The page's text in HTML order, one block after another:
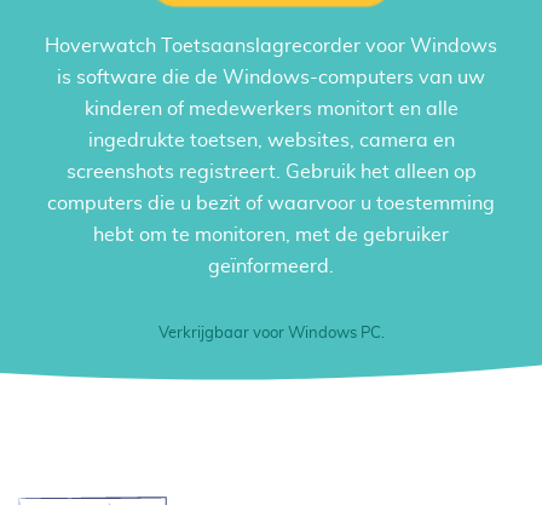
Hoverwatch
Toetsaanslagrecorder voor Windows
is software die de Windows-computers van uw
kinderen of medewerkers monitort en alle
ingedrukte toetsen, websites, camera en
screenshots registreert. Gebruik het alleen op
computers die u bezit of waarvoor u toestemming
hebt om te monitoren, met de gebruiker
geïnformeerd.
Verkrijgbaar voor Windows PC.